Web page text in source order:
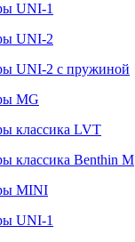
UNI-1
UNI-2
UNI-2 с пружиной
MG
классика LVT
классика Benthin M
MINI
UNI-1